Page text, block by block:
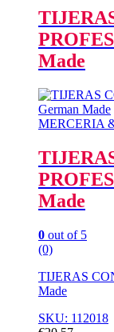
Made
MERCERIA
Made
0 out of 5
(0)
TIJERAS
Made
SKU: 112018